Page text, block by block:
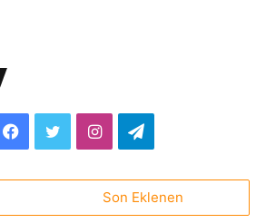
Facebook
TwitterInstagramTelegram
Son Eklenen